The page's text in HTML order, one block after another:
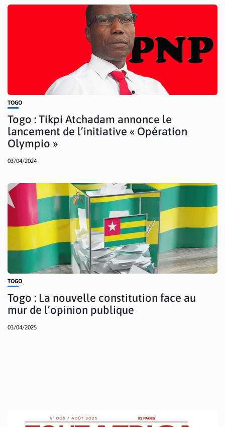
TOGO
Togo : Tikpi Atchadam annonce le
lancement de l’initiative « Opération
Olympio »
03/04/2024
TOGO
Togo : La nouvelle constitution face au
mur de l’opinion publique
03/04/2025